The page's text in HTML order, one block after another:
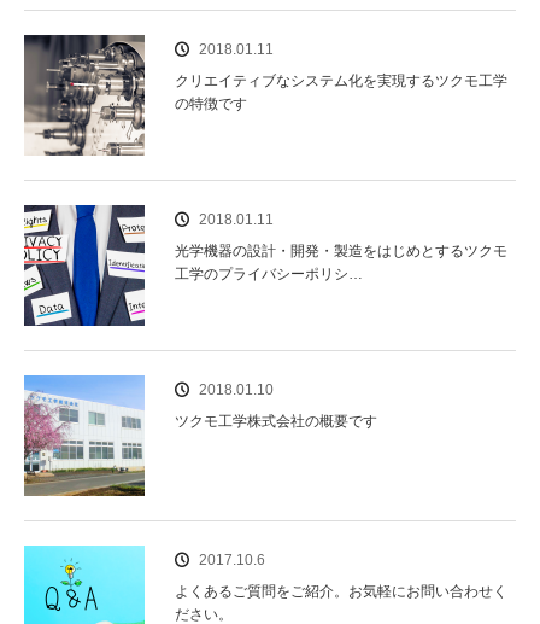
2018.01.11
クリエイティブなシステム化を実現するツクモ工学
の特徴です
2018.01.11
光学機器の設計・開発・製造をはじめとするツクモ
工学のプライバシーポリシ…
2018.01.10
ツクモ工学株式会社の概要です
2017.10.6
よくあるご質問をご紹介。お気軽にお問い合わせく
ださい。